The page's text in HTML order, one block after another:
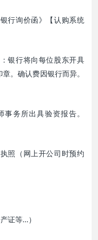
行询价函》【认购系统
银行将向每位股东开具
。确认费因银行而异。
务所出具验资报告。
照（网上开公司时预约
证等...）